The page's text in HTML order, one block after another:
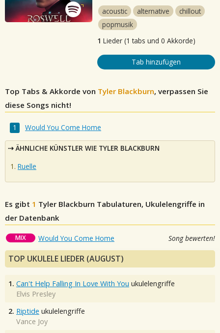
acoustic
alternative
chillout
popmusik
1 Lieder (1 tabs und 0 Akkorde)
Tab hinzufügen
Top Tabs & Akkorde von Tyler Blackburn, verpassen Sie
diese Songs nicht!
Would You Come Home
ÄHNLICHE KÜNSTLER WIE TYLER BLACKBURN
Ruelle
Es gibt 1 Tyler Blackburn Tabulaturen, Ukulelengriffe in
der Datenbank
MIX Would You Come Home Song bewerten!
TOP UKULELE LIEDER (AUGUST)
1. Can't Help Falling In Love With You ukulelengriffe
Elvis Presley
2. Riptide ukulelengriffe
Vance Joy